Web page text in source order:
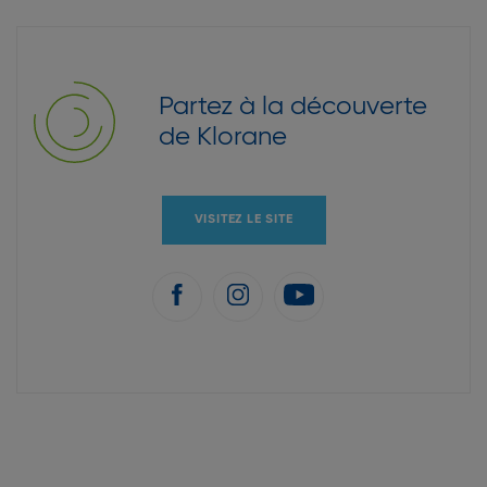
Partez à la découverte
de Klorane
VISITEZ LE SITE